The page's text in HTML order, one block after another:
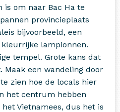
is om naar Bac Ha te
provincieplaats
bijvoorbeeld, een
lampionnen.
tempel. Grote kans dat
Maak een wandeling door
zien hoe de locals hier
het centrum hebben
Vietnamees, dus het is